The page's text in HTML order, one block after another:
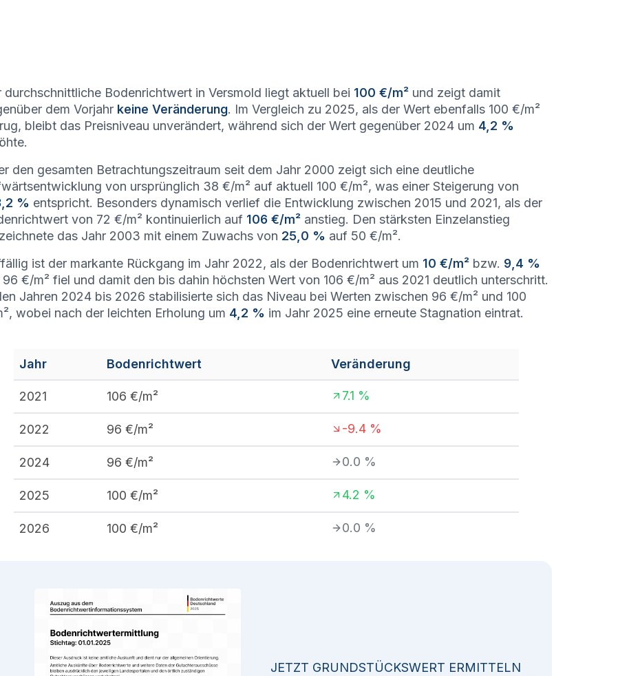
durchschnittliche Bodenrichtwert in Versmold liegt aktuell bei 100 €/m² und zeigt damit
dem Vorjahr keine Veränderung. Im Vergleich zu 2025, als der Wert ebenfalls 100 €/m²
bleibt das Preisniveau unverändert, während sich der Wert gegenüber 2024 um 4,2 %
den gesamten Betrachtungszeitraum seit dem Jahr 2000 zeigt sich eine deutliche
von ursprünglich 38 €/m² auf aktuell 100 €/m², was einer Steigerung von
% entspricht. Besonders dynamisch verlief die Entwicklung zwischen 2015 und 2021, als der
von 72 €/m² kontinuierlich auf 106 €/m² anstieg. Den stärksten Einzelanstieg
das Jahr 2003 mit einem Zuwachs von 25,0 % auf 50 €/m².
ist der markante Rückgang im Jahr 2022, als der Bodenrichtwert um 10 €/m² bzw. 9,4 %
€/m² fiel und damit den bis dahin höchsten Wert von 106 €/m² aus 2021 deutlich unterschritt.
Jahren 2024 bis 2026 stabilisierte sich das Niveau bei Werten zwischen 96 €/m² und 100
wobei nach der leichten Erholung um 4,2 % im Jahr 2025 eine erneute Stagnation eintrat.
Jahr Bodenrichtwert Veränderung
2021 106 €/m² 7.1 %
2022 96 €/m² -9.4 %
2024 96 €/m² 0.0 %
2025 100 €/m² 4.2 %
2026 100 €/m² 0.0 %
JETZT GRUNDSTÜCKSWERT ERMITTELN